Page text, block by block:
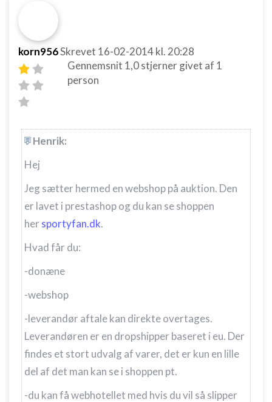
korn956Skrevet 16-02-2014kl. 20:28
Gennemsnit 1,0stjerner givet af 1
person
Henrik:
Hej
Jeg sætter hermed en webshop på auktion. Den
er lavet i prestashop og du kan se shoppen
her sportyfan.dk.
Hvad får du:
-donæne
-webshop
-leverandør aftale kan direkte overtages.
Leverandøren er en dropshipper baseret i eu. Der
findes et stort udvalg af varer, det er kun en lille
del af det man kan se i shoppen pt.
-du kan få webhotellet med hvis du vil så slipper